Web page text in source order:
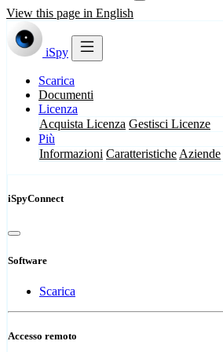
View this page in English
iSpy
Scarica
Documenti
Licenza
Acquista Licenza Gestisci Licenze
Più
Informazioni Caratteristiche Aziende
iSpyConnect
Software
Scarica
Accesso remoto